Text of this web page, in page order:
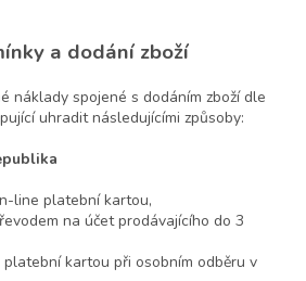
a dodání zboží
náklady spojené s dodáním zboží dle
uhradit následujícími způsoby:
line platební kartou,
na účet prodávajícího do 3
kartou při osobním odběru v